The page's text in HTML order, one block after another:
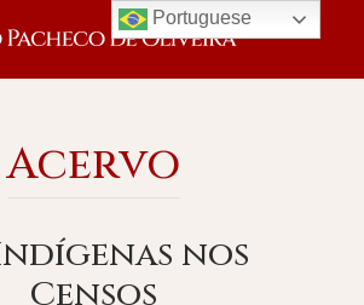
Acervo
nos
Censos
Portuguese